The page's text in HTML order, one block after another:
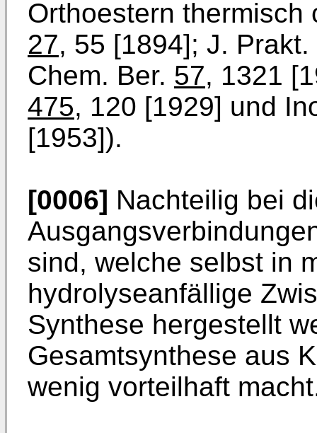
Orthoestern thermisch
27, 55 [1894]; J.
Chem. Ber. 57, 1321
475, 120 [1929] und
[1953]).
[0006] Nachteilig bei
sind, welche selbst in
hydrolyseanfällige
Synthese hergestellt
Gesamtsynthese aus
wenig vorteilhaft